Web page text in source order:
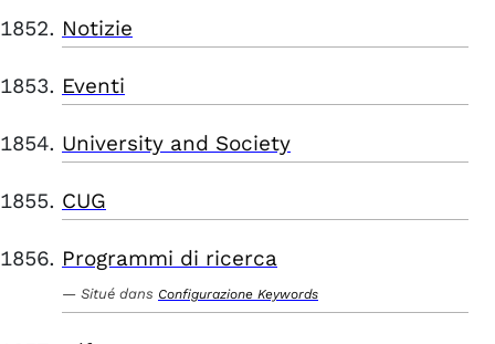
Notizie
Eventi
University and Society
CUG
Programmi di ricerca
Situé dans Configurazione Keywords